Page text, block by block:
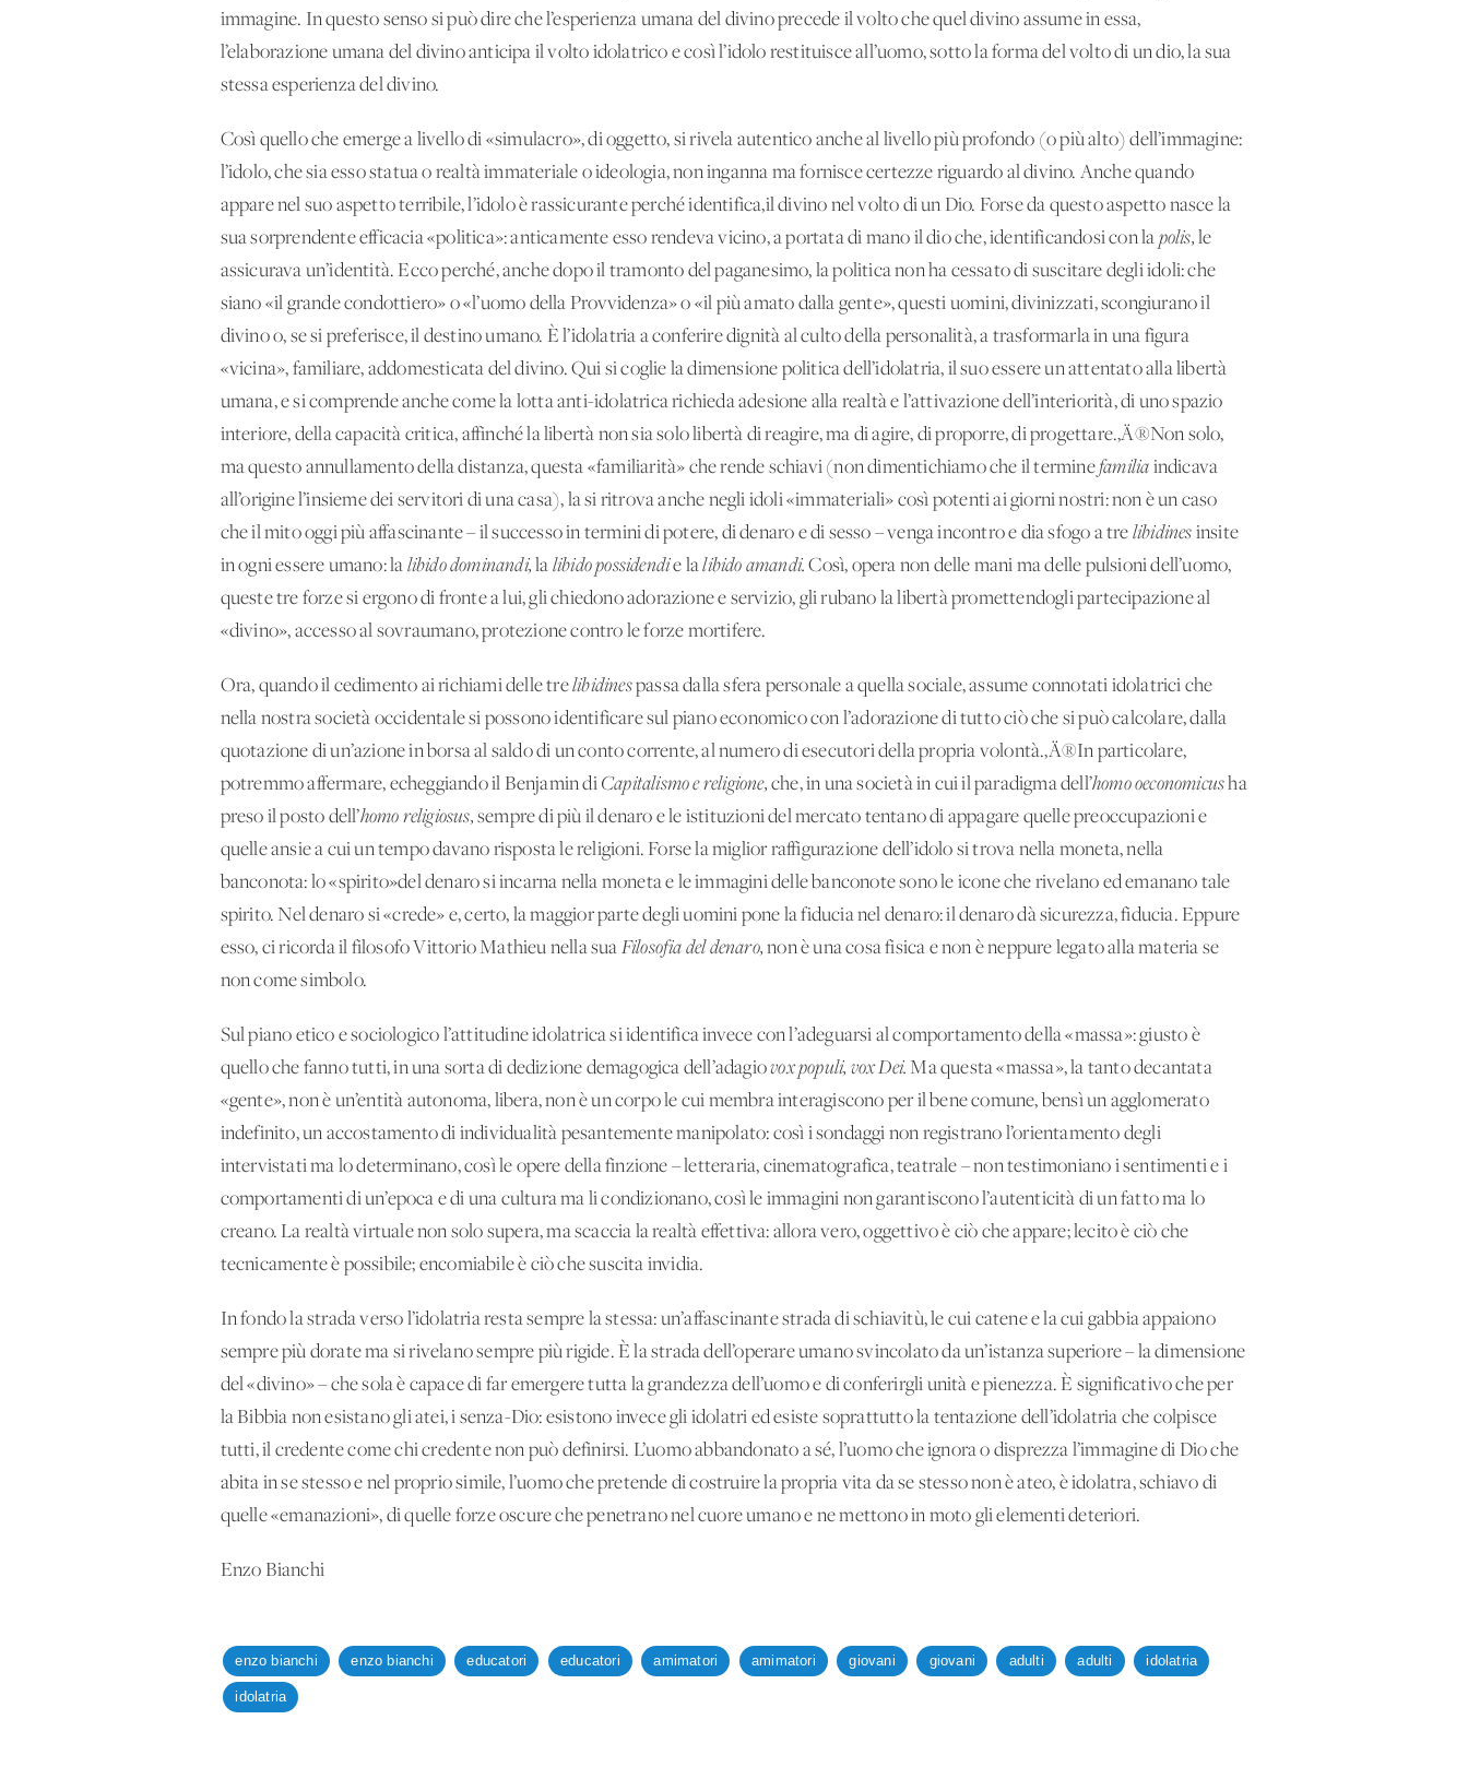
immagine. In questo senso si può dire che l’esperienza umana del divino precede il volto che quel divino assume in essa,
l’elaborazione umana del divino anticipa il volto idolatrico e così l’idolo restituisce all’uomo, sotto la forma del volto di un dio, la sua
stessa esperienza del divino.
Così quello che emerge a livello di «simulacro», di oggetto, si rivela autentico anche al livello più profondo (o più alto) dell’immagine:
l’idolo, che sia esso statua o realtà immateriale o ideologia, non inganna ma fornisce certezze riguardo al divino. Anche quando
appare nel suo aspetto terribile, l’idolo è rassicurante perché identifica,il divino nel volto di un Dio. Forse da questo aspetto nasce la
sua sorprendente efficacia «politica»: anticamente esso rendeva vicino, a portata di mano il dio che, identificandosi con la polis,le
assicurava un’identità. Ecco perché, anche dopo il tramonto del paganesimo, la politica non ha cessato di suscitare degli idoli: che
siano «il grande condottiero» o «l’uomo della Provvidenza» o «il più amato dalla gente», questi uomini, divinizzati, scongiurano il
divino o, se si preferisce, il destino umano. È l’idolatria a conferire dignità al culto della personalità, a trasformarla in una figura
«vicina», familiare, addomesticata del divino. Qui si coglie la dimensione politica dell’idolatria, il suo essere un attentato alla libertà
umana, e si comprende anche come la lotta anti-idolatrica richieda adesione alla realtà e l’attivazione dell’interiorità, di uno spazio
interiore, della capacità critica, affinché la libertà non sia solo libertà di reagire, ma di agire, di proporre, di progettare.‚Ä®Non solo,
ma questo annullamento della distanza, questa «familiarità» che rende schiavi (non dimentichiamo che il terminefamilia indicava
all’origine l’insieme dei servitori di una casa), la si ritrova anche negli idoli «immateriali» così potenti ai giorni nostri: non è un caso
che il mito oggi più affascinante – il successo in termini di potere, di denaro e di sesso – venga incontro e dia sfogo a tre libidines insite
in ogni essere umano: la libido dominandi,la libido possidendie lalibido amandi.Così, opera non delle mani ma delle pulsioni dell’uomo,
queste tre forze si ergono di fronte a lui, gli chiedono adorazione e servizio, gli rubano la libertà promettendogli partecipazione al
«divino», accesso al sovraumano, protezione contro le forze mortifere.
Ora, quando il cedimento ai richiami delle trelibidinespassa dalla sfera personale a quella sociale, assume connotati idolatrici che
nella nostra società occidentale si possono identificare sul piano economico con l’adorazione di tutto ciò che si può calcolare, dalla
quotazione di un’azione in borsa al saldo di un conto corrente, al numero di esecutori della propria volontà.‚Ä®In particolare,
potremmo affermare, echeggiando il Benjamin di Capitalismo e religione, che, in una società in cui il paradigma dell’homo oeconomicusha
preso il posto dell’homo religiosus, sempre di più il denaro e le istituzioni del mercato tentano di appagare quelle preoccupazioni e
quelle ansie a cui un tempo davano risposta le religioni. Forse la miglior raffigurazione dell’idolo si trova nella moneta, nella
banconota: lo «spirito»del denaro si incarna nella moneta e le immagini delle banconote sono le icone che rivelano ed emanano tale
spirito. Nel denaro si «crede» e, certo, la maggior parte degli uomini pone la fiducia nel denaro: il denaro dà sicurezza, fiducia. Eppure
esso, ci ricorda il filosofo Vittorio Mathieu nella sua Filosofia del denaro,non è una cosa fisica e non è neppure legato alla materia se
non come simbolo.
Sul piano etico e sociologico l’attitudine idolatrica si identifica invece con l’adeguarsi al comportamento della «massa»: giusto è
quello che fanno tutti, in una sorta di dedizione demagogica dell’adagiovox populi, vox Dei.Ma questa «massa», la tanto decantata
«gente», non è un’entità autonoma, libera, non è un corpo le cui membra interagiscono per il bene comune, bensì un agglomerato
indefinito, un accostamento di individualità pesantemente manipolato: così i sondaggi non registrano l’orientamento degli
intervistati ma lo determinano, così le opere della finzione – letteraria, cinematografica, teatrale – non testimoniano i sentimenti e i
comportamenti di un’epoca e di una cultura ma li condizionano, così le immagini non garantiscono l’autenticità di un fatto ma lo
creano. La realtà virtuale non solo supera, ma scaccia la realtà effettiva: allora vero, oggettivo è ciò che appare; lecito è ciò che
tecnicamente è possibile; encomiabile è ciò che suscita invidia.
In fondo la strada verso l’idolatria resta sempre la stessa: un’affascinante strada di schiavitù, le cui catene e la cui gabbia appaiono
sempre più dorate ma si rivelano sempre più rigide. È la strada dell’operare umano svincolato da un’istanza superiore – la dimensione
del «divino» – che sola è capace di far emergere tutta la grandezza dell’uomo e di conferirgli unità e pienezza. È significativo che per
la Bibbia non esistano gli atei, i senza-Dio: esistono invece gli idolatri ed esiste soprattutto la tentazione dell’idolatria che colpisce
tutti, il credente come chi credente non può definirsi. L’uomo abbandonato a sé, l’uomo che ignora o disprezza l’immagine di Dio che
abita in se stesso e nel proprio simile, l’uomo che pretende di costruire la propria vita da se stesso non è ateo, è idolatra, schiavo di
quelle «emanazioni», di quelle forze oscure che penetrano nel cuore umano e ne mettono in moto gli elementi deteriori.
Enzo Bianchi
enzo bianchi enzo bianchi educatori educatori amimatori amimatori giovani giovani adulti adulti idolatria
idolatria